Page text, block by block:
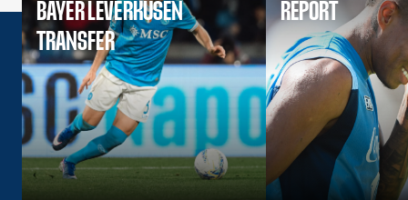
BAYER LEVERKUSEN
TRANSFER
REPORT